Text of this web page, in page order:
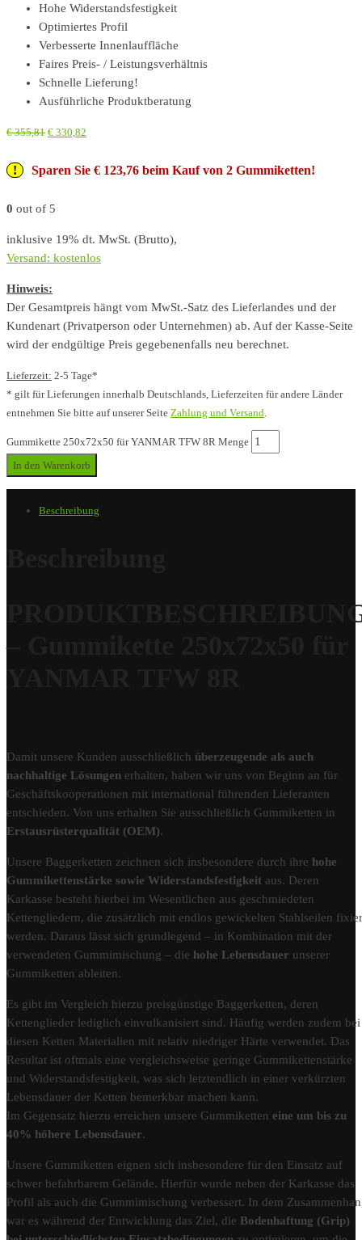
Hohe Widerstandsfestigkeit
Optimiertes Profil
Verbesserte Innenlauffläche
Faires Preis- / Leistungsverhältnis
Schnelle Lieferung!
Ausführliche Produktberatung
€355,81 € 330,82
Sparen Sie € 123,76 beim Kauf von 2 Gummiketten!
0 out of 5
inklusive 19% dt. MwSt. (Brutto),
Versand: kostenlos
Hinweis:
Der Gesamtpreis hängt vom MwSt.-Satz des Lieferlandes und der
Kundenart (Privatperson oder Unternehmen) ab. Auf der Kasse-Seite
wird der endgültige Preis gegebenenfalls neu berechnet.
Lieferzeit: 2-5 Tage*
* gilt für Lieferungen innerhalb Deutschlands, Lieferzeiten für andere Länder
entnehmen Sie bitte auf unserer Seite Zahlung und Versand
Gummikette 250x72x50 für YANMAR TFW 8R Menge
In den Warenkorb
Beschreibung
Damit unsere Kunden ausschließlich überzeugende als auch
nachhaltige Lösungen erhalten, haben wir uns von Beginn an für
Geschäftskooperationen mit international führenden Lieferanten
entschieden. Von uns erhalten Sie ausschließlich Gummiketten in
Erstausrüsterqualität (OEM).
Unsere Baggerketten zeichnen sich insbesondere durch ihre hohe
Gummikettenstärke sowie Widerstandsfestigkeit aus. Deren
Karkasse besteht hierbei im Wesentlichen aus geschmiedeten
Kettengliedern, die zusätzlich mit endlos gewickelten Stahlseilen
werden. Daraus lässt sich grundlegend – in Kombination mit der
verwendeten Gummimischung – die hohe Lebensdauer unserer
Gummiketten ableiten.
Es gibt im Vergleich hierzu preisgünstige Baggerketten, deren
Kettenglieder lediglich einvulkanisiert sind. Häufig werden zudem bei
diesen Ketten Materialien mit relativ niedriger Härte verwendet. Das
Resultat ist oftmals eine vergleichsweise geringe Gummikettenstärke
und Widerstandsfestigkeit, was sich letztendlich in einer verkürzten
Lebensdauer der Ketten bemerkbar machen kann.
Im Gegensatz hierzu erreichen unsere Gummiketten eine um bis zu
40% höhere Lebensdauer.
Unsere Gummiketten eignen sich insbesondere für den Einsatz auf
schwer befahrbarem Gelände. Hierfür wurde neben der Karkasse das
Profil als auch die Gummimischung verbessert. In dem
war es während der Entwicklung das Ziel, die Bodenhaftung (Grip)